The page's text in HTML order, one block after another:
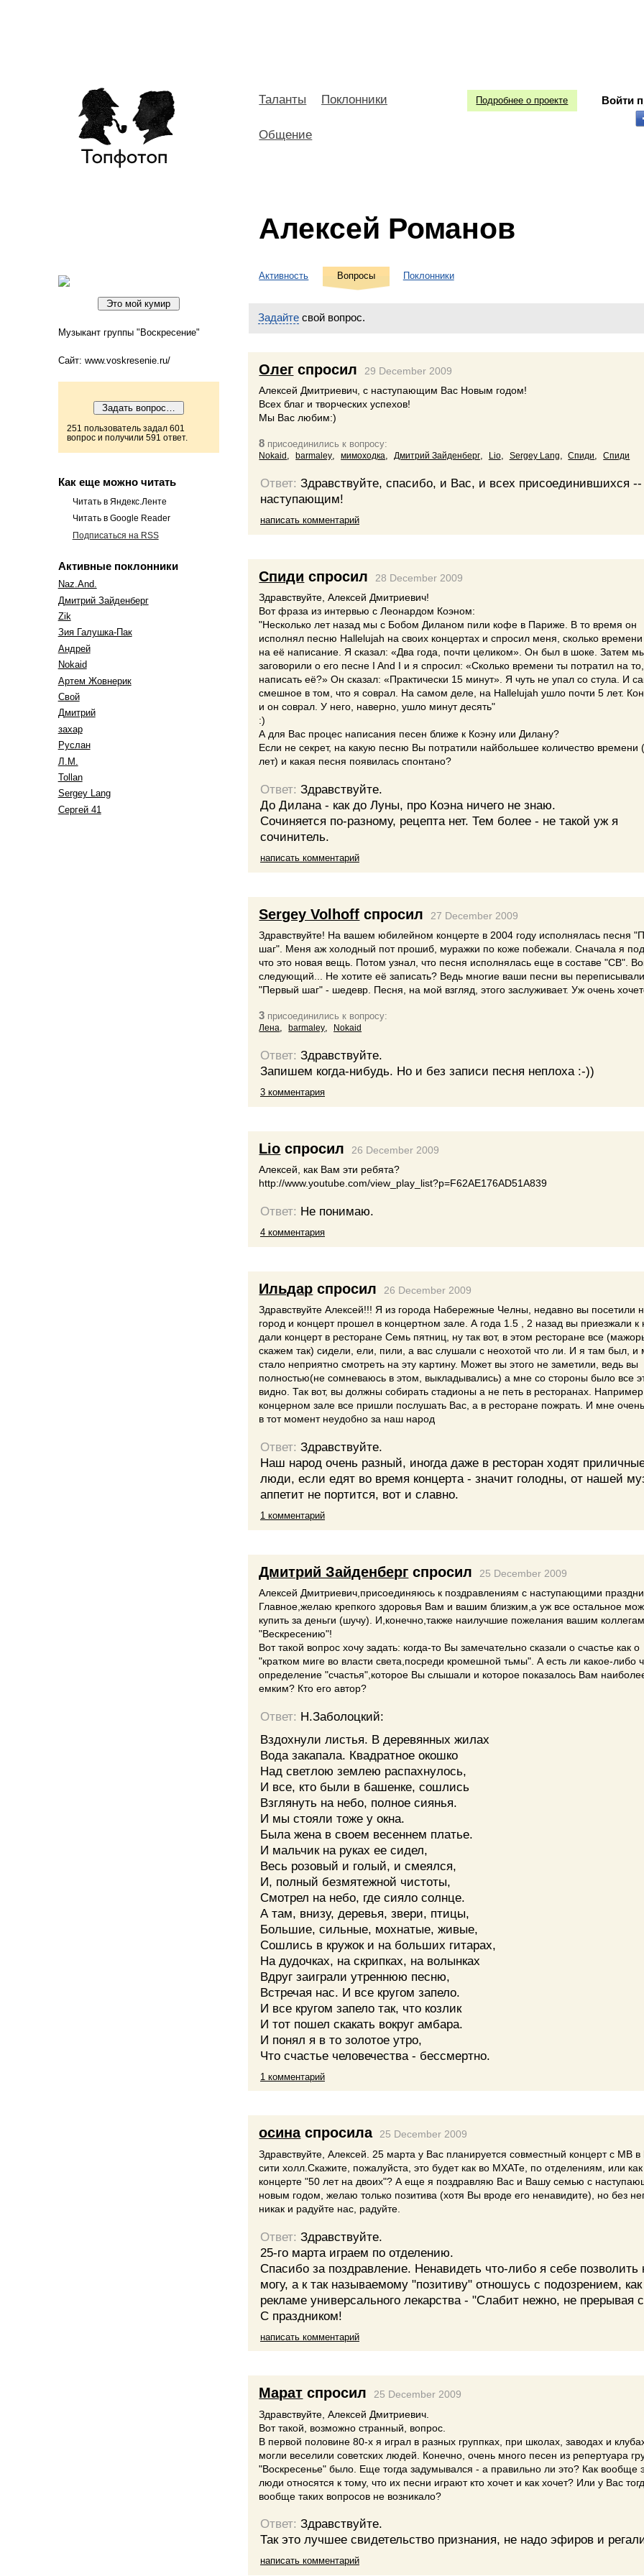
Войти
Подробнее о проекте
Таланты Поклонники
Общение
Алексей Романов
Музыкант группы "Воскресение"
Сайт: www.voskresenie.ru/
251 пользователь задал 601
вопрос и получили 591 ответ.
Как еще можно читать
Читать в Яндекс.Ленте
Читать в Google Reader
Подписаться на RSS
Активные поклонники
Naz.And.
Дмитрий Зайденберг
Zik
Зия Галушка-Пак
Андрей
Nokaid
Артем Жовнерик
Свой
Дмитрий
захар
Руслан
Л.М.
Tollan
Sergey Lang
Сергей 41
Активность Вопросы Поклонники
Задайте свой вопрос.
Олег спросил
29 December 2009
Алексей Дмитриевич, с наступающим Вас Новым годом!
Всех благ и творческих успехов!
Мы Вас любим:)
8 присоединились к вопросу:
Nokaid , barmaley, мимоходка, Дмитрий Зайденберг, Lio, Sergey Lang, Спиди, Спиди
Ответ: Здравствуйте, спасибо, и Вас, и всех присоединившихся --
наступающим!
написать комментарий
Спиди спросил
28 December 2009
Здравствуйте, Алексей Дмитриевич!
Вот фраза из интервью с Леонардом Коэном:
"Несколько лет назад мы с Бобом Диланом пили кофе в Париже. В то время он
исполнял песню Hallelujah на своих концертах и спросил меня, сколько
на её написание. Я сказал: «Два года, почти целиком». Он был в шоке. Затем
заговорили о его песне I And I и я спросил: «Сколько времени ты потратил на
написать её?» Он сказал: «Практически 15 минут». Я чуть не упал со стула. И
смешное в том, что я соврал. На самом деле, на Hallelujah ушло почти 5 лет.
и он соврал. У него, наверно, ушло минут десять"
:)
А для Вас процес написания песен ближе к Коэну или Дилану?
Если не секрет, на какую песню Вы потратили найбольшее количество времени
лет) и какая песня появилась спонтано?
Ответ: Здравствуйте.
До Дилана - как до Луны, про Коэна ничего не знаю.
Сочиняется по-разному, рецепта нет. Тем более - не такой уж я
сочинитель.
написать комментарий
Sergey Volhoff спросил
27 December 2009
Здравствуйте! На вашем юбилейном концерте в 2004 году исполнялась песня
шаг". Меня аж холодный пот прошиб, муражки по коже побежали. Сначала я
что это новая вещь. Потом узнал, что песня исполнялась еще в составе "СВ".
следующий... Не хотите её записать? Ведь многие ваши песни вы
"Первый шаг" - шедевр. Песня, на мой взгляд, этого заслуживает. Уж очень
3 присоединились к вопросу:
Лена, barmaley, Nokaid
Ответ: Здравствуйте.
Запишем когда-нибудь. Но и без записи песня неплоха :-))
3 комментария
Lio спросил
26 December 2009
Алексей, как Вам эти ребята?
http://www.youtube.com/view_play_list?p=F62AE176AD51A839
Ответ: Не понимаю.
4 комментария
Ильдар спросил
26 December 2009
Здравствуйте Алексей!!! Я из города Набережные Челны, недавно вы посетили
город и концерт прошел в концертном зале. А года 1.5 , 2 назад вы приезжали к
дали концерт в ресторане Семь пятниц, ну так вот, в этом ресторане все
скажем так) сидели, ели, пили, а вас слушали с неохотой что ли. И я там был, и
стало неприятно смотреть на эту картину. Может вы этого не заметили, ведь вы
полностью(не сомневаюсь в этом, выкладывались) а мне со стороны было все
видно. Так вот, вы должны собирать стадионы а не петь в ресторанах.
концерном зале все пришли послушать Вас, а в ресторане пожрать. И мне
в тот момент неудобно за наш народ
Ответ: Здравствуйте.
Наш народ очень разный, иногда даже в ресторан ходят
люди, если едят во время концерта - значит голодны, от нашей
аппетит не портится, вот и славно.
1 комментарий
Дмитрий Зайденберг спросил
25 December 2009
Алексей Дмитриевич,присоединяюсь к поздравлениям с наступающими
Главное,желаю крепкого здоровья Вам и вашим близким,а уж все остальное
купить за деньги (шучу). И,конечно,также наилучшие пожелания вашим
"Вескресению"!
Вот такой вопрос хочу задать: когда-то Вы замечательно сказали о счастье как о
"кратком миге во власти света,посреди кромешной тьмы". А есть ли какое-либо
определение "счастья",которое Вы слышали и которое показалось Вам
емким? Кто его автор?
Ответ: Н.Заболоцкий:
Вздохнули листья. В деревянных жилах
Вода закапала. Квадратное окошко
Над светлою землею распахнулось,
И все, кто были в башенке, сошлись
Взглянуть на небо, полное сиянья.
И мы стояли тоже у окна.
Была жена в своем весеннем платье.
И мальчик на руках ее сидел,
Весь розовый и голый, и смеялся,
И, полный безмятежной чистоты,
Смотрел на небо, где сияло солнце.
А там, внизу, деревья, звери, птицы,
Большие, сильные, мохнатые, живые,
Сошлись в кружок и на больших гитарах,
На дудочках, на скрипках, на волынках
Вдруг заиграли утреннюю песню,
Встречая нас. И все кругом запело.
И все кругом запело так, что козлик
И тот пошел скакать вокруг амбара.
И понял я в то золотое утро,
Что счастье человечества - бессмертно.
1 комментарий
осинаспросила
25 December 2009
Здравствуйте, Алексей. 25 марта у Вас планируется совместный концерт с МВ в
сити холл.Скажите, пожалуйста, это будет как во МХАТе, по отделениям, или
концерте "50 лет на двоих"? А еще я поздравляю Вас и Вашу семью с
новым годом, желаю только позитива (хотя Вы вроде его ненавидите), но без
никак и радуйте нас, радуйте.
Ответ: Здравствуйте.
25-го марта играем по отделению.
Спасибо за поздравление. Ненавидеть что-либо я себе позволить
могу, а к так называемому "позитиву" отношусь с подозрением, как
рекламе универсального лекарства - "Слабит нежно, не прерывая
С праздником!
написать комментарий
Марат спросил
25 December 2009
Здравствуйте, Алексей Дмитриевич.
Вот такой, возможно странный, вопрос.
В первой половине 80-х я играл в разных группках, при школах, заводах и
могли веселили советских людей. Конечно, очень много песен из репертуара
"Воскресенье" было. Еще тогда задумывался - а правильно ли это? Как вообще
люди относятся к тому, что их песни играют кто хочет и как хочет? Или у Вас
вообще таких вопросов не возникало?
Ответ: Здравствуйте.
Так это лучшее свидетельство признания, не надо эфиров и
написать комментарий